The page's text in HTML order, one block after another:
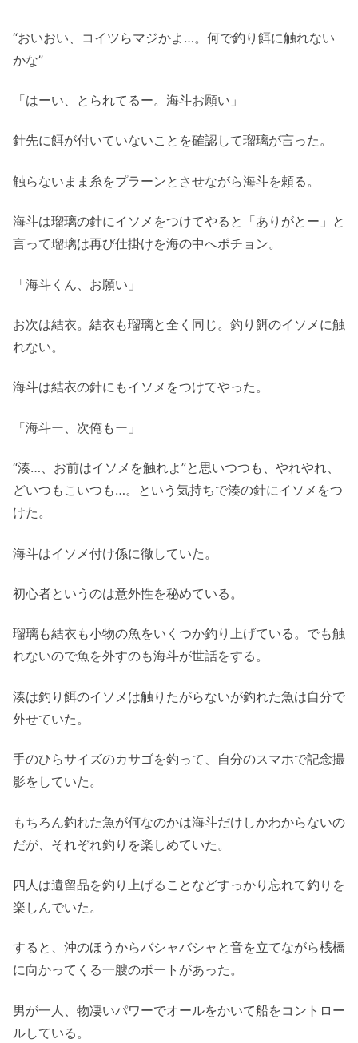
“おいおい、コイツらマジかよ…。何で釣り餌に触れない
かな”
「はーい、とられてるー。海斗お願い」
針先に餌が付いていないことを確認して瑠璃が言った。
触らないまま糸をプラーンとさせながら海斗を頼る。
海斗は瑠璃の針にイソメをつけてやると「ありがとー」と
言って瑠璃は再び仕掛けを海の中へポチョン。
「海斗くん、お願い」
お次は結衣。結衣も瑠璃と全く同じ。釣り餌のイソメに触
れない。
海斗は結衣の針にもイソメをつけてやった。
「海斗ー、次俺もー」
“湊…、お前はイソメを触れよ”と思いつつも、やれやれ、
どいつもこいつも…。という気持ちで湊の針にイソメをつ
けた。
海斗はイソメ付け係に徹していた。
初心者というのは意外性を秘めている。
瑠璃も結衣も小物の魚をいくつか釣り上げている。でも触
れないので魚を外すのも海斗が世話をする。
湊は釣り餌のイソメは触りたがらないが釣れた魚は自分で
外せていた。
手のひらサイズのカサゴを釣って、自分のスマホで記念撮
影をしていた。
もちろん釣れた魚が何なのかは海斗だけしかわからないの
だが、それぞれ釣りを楽しめていた。
四人は遺留品を釣り上げることなどすっかり忘れて釣りを
楽しんでいた。
すると、沖のほうからバシャバシャと音を立てながら桟橋
に向かってくる一艘のボートがあった。
男が一人、物凄いパワーでオールをかいて船をコントロー
ルしている。